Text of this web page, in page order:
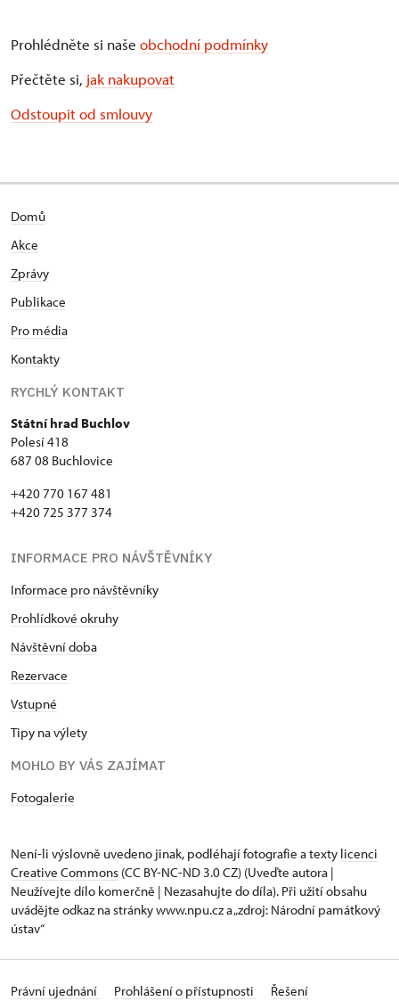
Prohlédněte si naše obchodní podmínky
Přečtěte si, jak nakupovat
Odstoupit od smlouvy
Domů
Akce
Zprávy
Publikace
Pro média
Kontakty
RYCHLÝ KONTAKT
Státní hrad Buchlov
Polesí 418
687 08 Buchlovice
+420 770 167 481
+420 725 377 374
INFORMACE PRO NÁVŠTĚVNÍKY
Informace pro návštěvníky
Prohlídkové okruhy
Návštěvní doba
Rezervace
Vstupné
Tipy na výlety
MOHLO BY VÁS ZAJÍMAT
Fotogalerie
Není-li výslovně uvedeno jinak, podléhají fotografie a texty licenci
Creative Commons (CC BY-NC-ND 3.0 CZ) (Uveďte autora |
Neužívejte dílo komerčně | Nezasahujte do díla). Při užití obsahu
uvádějte odkaz na stránky www.npu.cz a „zdroj: Národní památkový
ústav“
Právní ujednání Prohlášení o přístupnosti
Řešení